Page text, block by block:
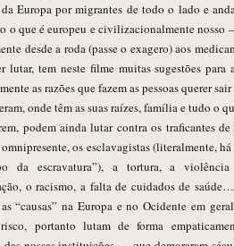
Europa por migrantes de todo o lado e
o que é europeu e civilizacionalmente nosso
desde a roda (passe o exagero) aos
lutar, tem neste filme muitas sugestões
as razões que fazem as pessoas querer
onde têm as suas raízes, família e tudo o
podem ainda lutar contra os traficantes de
os esclavagistas (literalmente,
da escravatura”), a tortura, a
o racismo, a falta de cuidados de
“causas” na Europa e no Ocidente em
portanto lutam de forma